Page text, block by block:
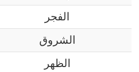
الفجر
الشروق
الظهر